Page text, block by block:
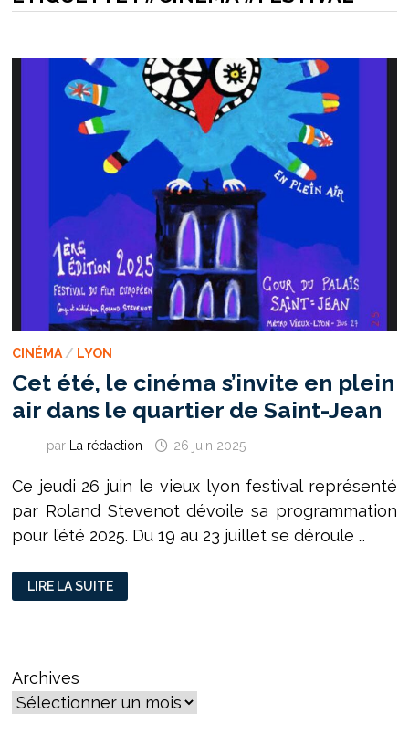
CINÉMA/ LYON
Cet été, le cinéma s’invite en plein
air dans le quartier de Saint-Jean
par La rédaction 26 juin 2025
Ce jeudi 26 juin le vieux lyon festival représenté
par Roland Stevenot dévoile sa programmation
pour l’été 2025. Du 19 au 23 juillet se déroule …
CET
ÉTÉ,
LE
DANS
LE
QUARTIER
DE
LIRE LA SUITE
Archives